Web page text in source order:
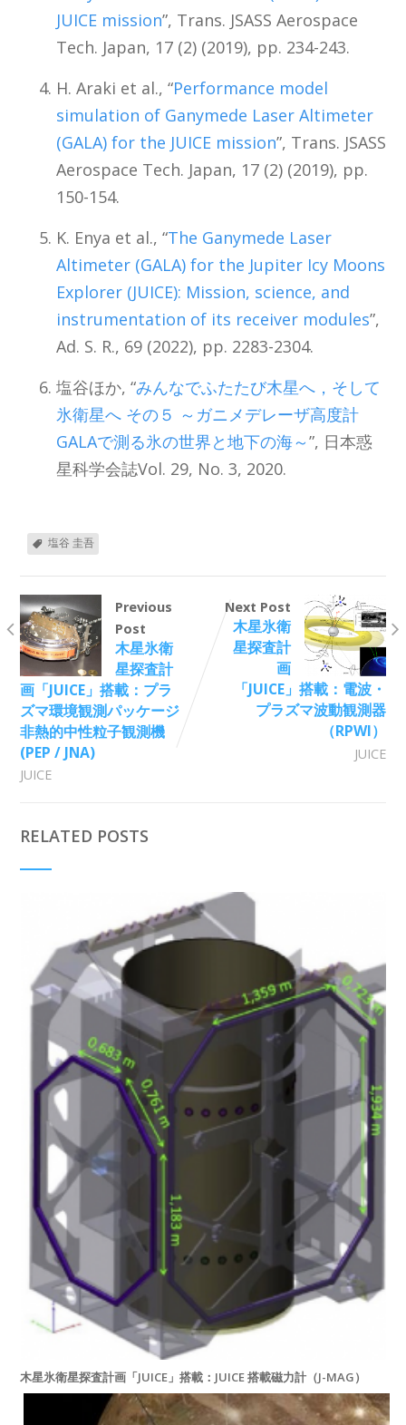
JUICE mission”, Trans. JSASS Aerospace
Tech. Japan, 17 (2) (2019), pp. 234-243.
H. Araki et al., “Performance model
simulation of Ganymede Laser Altimeter
(GALA) for the JUICE mission”, Trans. JSASS
Aerospace Tech. Japan, 17 (2) (2019), pp.
150-154.
K. Enya et al., “The Ganymede Laser
Altimeter (GALA) for the Jupiter Icy Moons
Explorer (JUICE): Mission, science, and
instrumentation of its receiver modules”,
Ad. S. R., 69 (2022), pp. 2283-2304.
塩谷ほか, “みんなでふたたび木星へ，そして
氷衛星へ その５ ～ガニメデレーザ高度計
GALAで測る氷の世界と地下の海～”, 日本惑
星科学会誌Vol. 29, No. 3, 2020.
塩谷 圭吾
Previous
Post
木星氷衛
星探査計
画「JUICE」搭載：プラ
ズマ環境観測パッケージ
非熱的中性粒子観測機
(PEP / JNA)
JUICE
Next Post
木星氷衛
星探査計
画
「JUICE」搭載：電波・
プラズマ波動観測器
（RPWI）
JUICE
RELATED POSTS
木星氷衛星探査計画「JUICE」搭載：JUICE 搭載磁力計（J-MAG）